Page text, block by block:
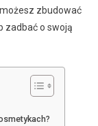
zbudować
zadbać o swoją